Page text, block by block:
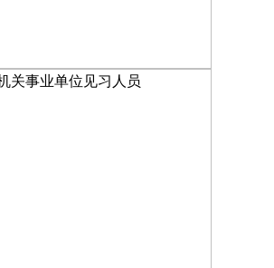
关事业单位见习人员